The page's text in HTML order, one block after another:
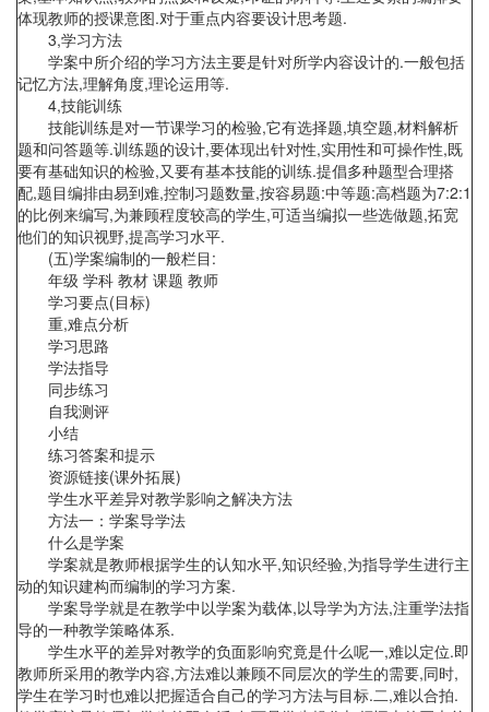
体现教师的授课意图.对于重点内容要设计思考题.
3,学习方法
学案中所介绍的学习方法主要是针对所学内容设计的.一般包括
记忆方法,理解角度,理论运用等.
4,技能训练
技能训练是对一节课学习的检验,它有选择题,填空题,材料解析
题和问答题等.训练题的设计,要体现出针对性,实用性和可操作性,既
要有基础知识的检验,又要有基本技能的训练.提倡多种题型合理搭
配,题目编排由易到难,控制习题数量,按容易题:中等题:高档题为7:2:1
的比例来编写,为兼顾程度较高的学生,可适当编拟一些选做题,拓宽
他们的知识视野,提高学习水平.
(五)学案编制的一般栏目:
年级 学科 教材 课题 教师
学习要点(目标)
重,难点分析
学习思路
学法指导
同步练习
自我测评
小结
练习答案和提示
资源链接(课外拓展)
学生水平差异对教学影响之解决方法
方法一：学案导学法
什么是学案
学案就是教师根据学生的认知水平,知识经验,为指导学生进行主
动的知识建构而编制的学习方案.
学案导学就是在教学中以学案为载体,以导学为方法,注重学法指
导的一种教学策略体系.
学生水平的差异对教学的负面影响究竟是什么呢一,难以定位.即
教师所采用的教学内容,方法难以兼顾不同层次的学生的需要,同时,
学生在学习时也难以把握适合自己的学习方法与目标.二,难以合拍.